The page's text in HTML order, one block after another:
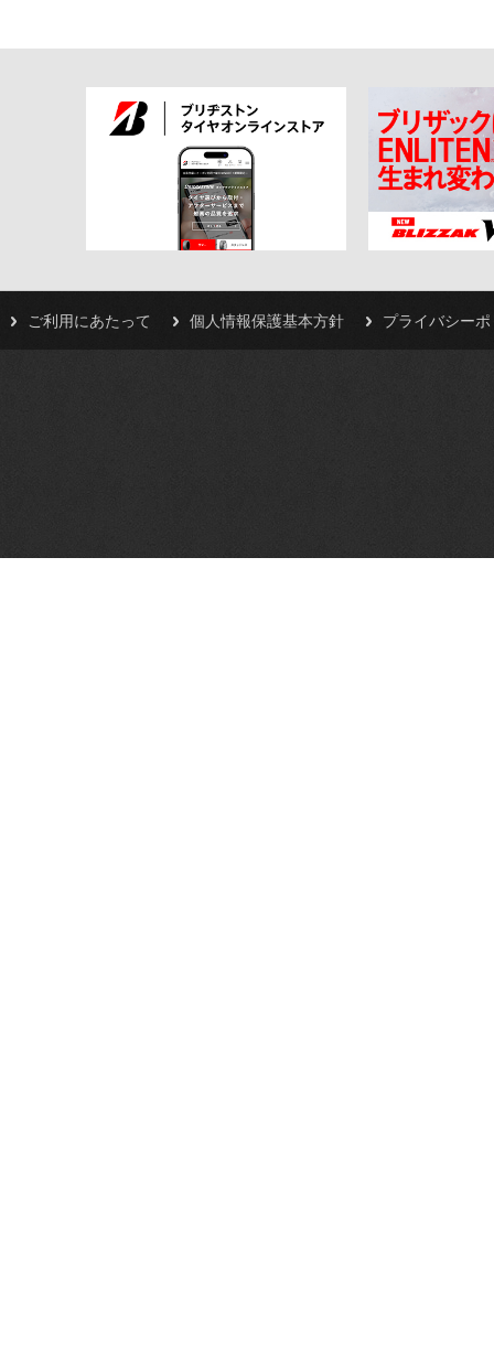
ご利用にあたって 個人情報保護基本方針 プライバシー